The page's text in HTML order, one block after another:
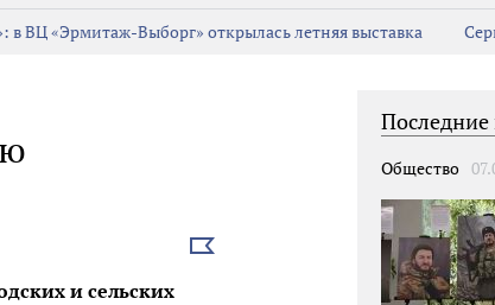
в ВЦ «Эрмитаж-Выборг» открылась летняя выставка
Выбрать
и сельских
Последние
Общество